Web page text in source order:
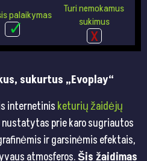
palaikymas
Turi nemokamus
sukimus
sukurtus „Evoplay“
internetinis keturių žaidėjų
nustatytas prie karo sugriautos
ir garsinėmis efektais,
atmosferos.Šis žaidimas